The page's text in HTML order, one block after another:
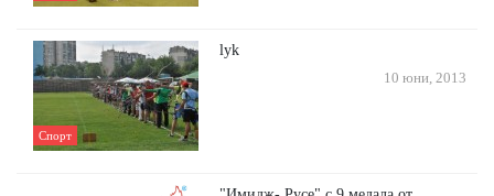
Спорт
lyk
10 юни, 2013